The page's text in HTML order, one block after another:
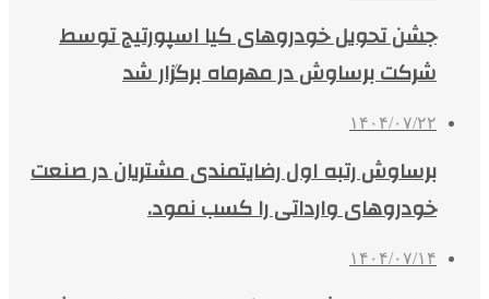
جشن تحویل خودروهای کیا اسپورتیج توسط
شرکت برساوش در مهرماه برگزار شد
۱۴۰۴/۰۷/۲۲
برساوش رتبه اول رضایتمندی مشتریان در صنعت
خودروهای وارداتی را کسب نمود.
۱۴۰۴/۰۷/۱۴